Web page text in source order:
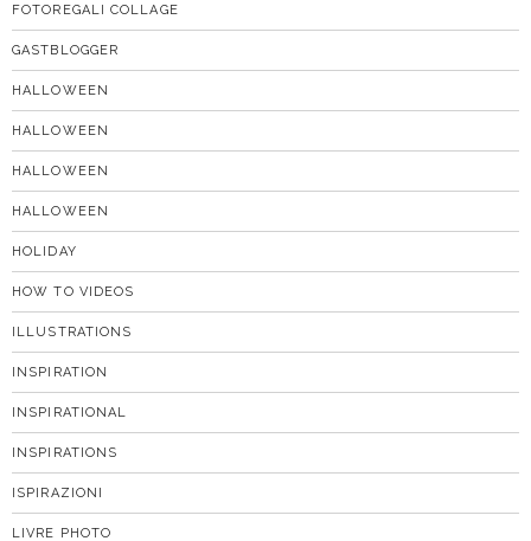
FOTOREGALI COLLAGE
GASTBLOGGER
HALLOWEEN
HALLOWEEN
HALLOWEEN
HALLOWEEN
HOLIDAY
HOW TO VIDEOS
ILLUSTRATIONS
INSPIRATION
INSPIRATIONAL
INSPIRATIONS
ISPIRAZIONI
LIVRE PHOTO